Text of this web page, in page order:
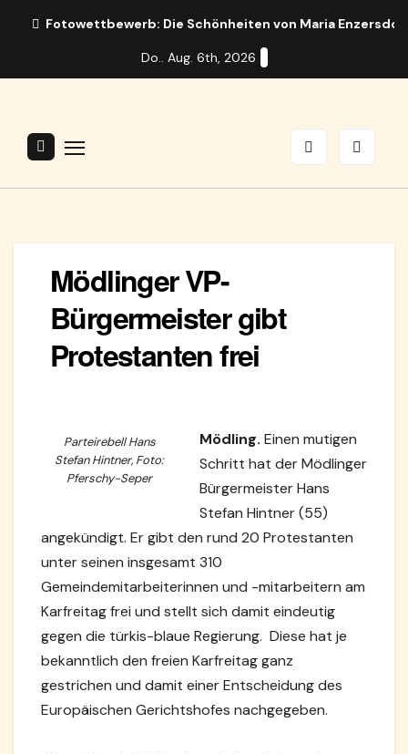
Fotowettbewerb: Die Schönheiten von Maria Enzersdorf
Do.. Aug. 6th, 2026
Mödlinger VP-
Bürgermeister gibt
Protestanten frei
Parteirebell Hans
Stefan Hintner, Foto:
Pferschy-Seper
Mödling. Einen mutigen
Schritt hat der Mödlinger
Bürgermeister Hans
Stefan Hintner (55)
angekündigt. Er gibt den rund 20 Protestanten
unter seinen insgesamt 310
Gemeindemitarbeiterinnen und -mitarbeitern am
Karfreitag frei und stellt sich damit eindeutig
gegen die türkis-blaue Regierung. Diese hat je
bekanntlich den freien Karfreitag ganz
gestrichen und damit einer Entscheidung des
Europäischen Gerichtshofes nachgegeben.